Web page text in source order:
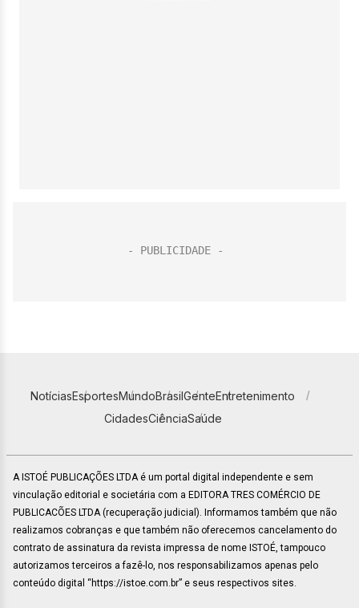
NotíciasEsportesMundoBrasilGenteEntretenimento
CidadesCiênciaSaúde
A ISTOÉ PUBLICAÇÕES LTDA é um portal digital independente e sem
vinculação editorial e societária com a EDITORA TRES COMÉRCIO DE
PUBLICACÕES LTDA (recuperação judicial). Informamos também que não
realizamos cobranças e que também não oferecemos cancelamento do
contrato de assinatura da revista impressa de nome ISTOÉ, tampouco
autorizamos terceiros a fazê-lo, nos responsabilizamos apenas pelo
conteúdo digital “https://istoe.com.br” e seus respectivos sites.